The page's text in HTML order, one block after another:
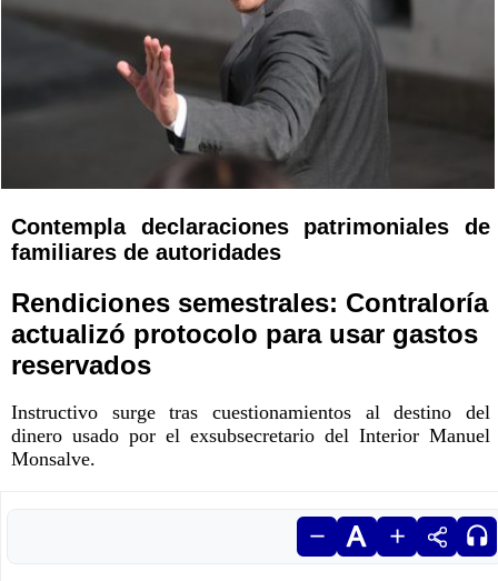
Contempla declaraciones patrimoniales de
familiares de autoridades
Rendiciones semestrales: Contraloría
actualizó protocolo para usar gastos
reservados
Instructivo surge tras cuestionamientos al destino del
dinero usado por el exsubsecretario del Interior Manuel
Monsalve.